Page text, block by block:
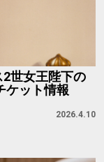
世女王陛下の
ケット情報
2026.4.10